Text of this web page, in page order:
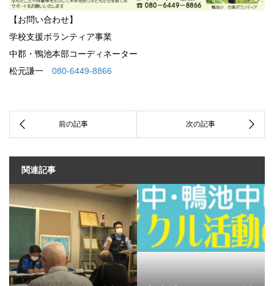
【お問い合わせ】
学校支援ボランティア事業
中郡・鴨池本部コーディネーター
松元謙一 080-6449-8866
関連記事